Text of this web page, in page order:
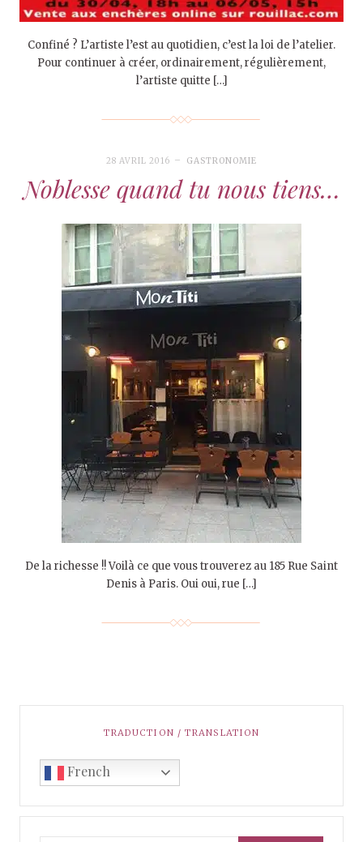
Confiné ? L’artiste l’est au quotidien, c’est la loi de l’atelier.
Pour continuer à créer, ordinairement, régulièrement,
l’artiste quitte […]
28 AVRIL 2016 GASTRONOMIE
Noblesse quand tu nous tiens…
De la richesse !! Voilà ce que vous trouverez au 185 Rue Saint
Denis à Paris. Oui oui, rue […]
TRADUCTION / TRANSLATION
French